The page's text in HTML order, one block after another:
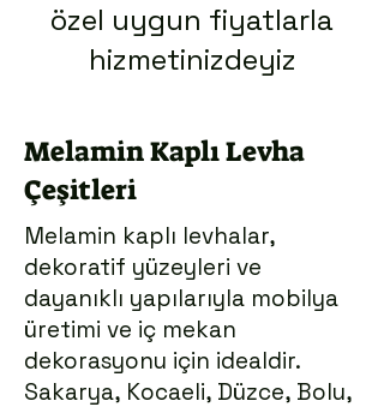
özel uygun fiyatlarla
hizmetinizdeyiz
Melamin Kaplı Levha
Çeşitleri
Melamin kaplı levhalar,
dekoratif yüzeyleri ve
dayanıklı yapılarıyla mobilya
üretimi ve iç mekan
dekorasyonu için idealdir.
Sakarya, Kocaeli, Düzce, Bolu,